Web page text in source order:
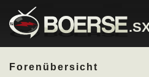
Forenübersicht